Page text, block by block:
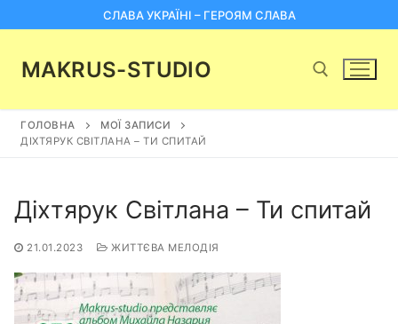
до
СЛАВА УКРАЇНІ – ГЕРОЯМ СЛАВА
MAKRUS-STUDIO
Пошук:
ГОЛОВНА
МОЇ ЗАПИСИ
ДІХТЯРУК СВІТЛАНА – ТИ СПИТАЙ
Діхтярук Світлана – Ти спитай
21.01.2023 ЖИТТЄВА МЕЛОДІЯ